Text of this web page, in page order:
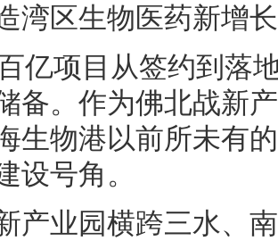
湾区生物医药新增
亿项目从签约到落
备。作为佛北战新
生物港以前所未有
设号角。
产业园横跨三水、